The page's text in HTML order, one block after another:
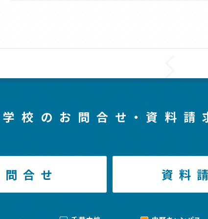
校のお問合せ・ 資料請
問合せ 資料